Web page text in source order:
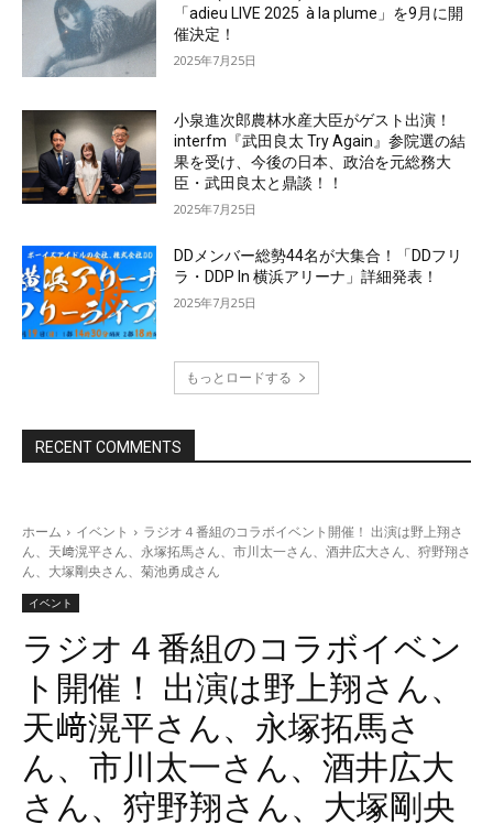
「adieu LIVE 2025 à la plume」を9月に開
催決定！
2025年7月25日
小泉進次郎農林水産大臣がゲスト出演！
interfm『武田良太 Try Again』参院選の結
果を受け、今後の日本、政治を元総務大
臣・武田良太と鼎談！！
2025年7月25日
DDメンバー総勢44名が大集合！「DDフリ
ラ・DDP In 横浜アリーナ」詳細発表！
2025年7月25日
もっとロードする
RECENT COMMENTS